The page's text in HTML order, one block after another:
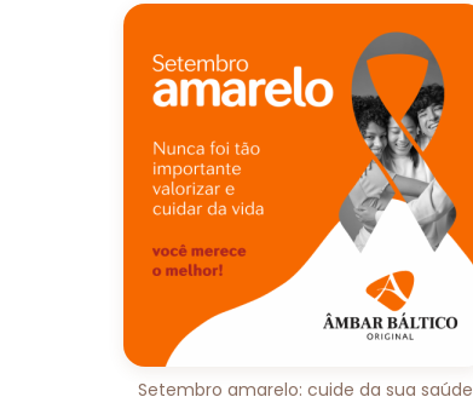
Setembro amarelo: cuide da sua saúde